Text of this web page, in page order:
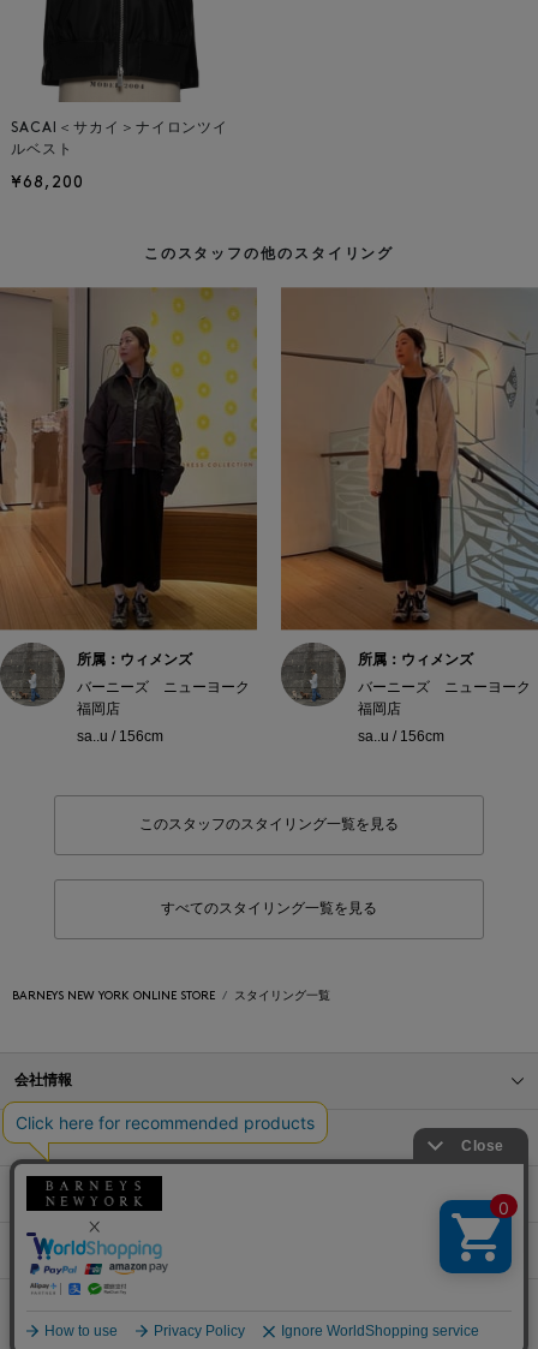
SACAI＜サカイ＞ナイロンツイ
ルベスト
¥68,200
このスタッフの他のスタイリング
所属：ウィメンズ
バーニーズ ニューヨーク
福岡店
sa..u / 156cm
所属：ウィメンズ
バーニーズ ニューヨーク
福岡店
sa..u / 156cm
このスタッフのスタイリング一覧を見る
すべてのスタイリング一覧を見る
BARNEYS NEW YORK ONLINE STORE スタイリング一覧
会社情報
オンラインストアショッピングガイド
店舗情報
サービス